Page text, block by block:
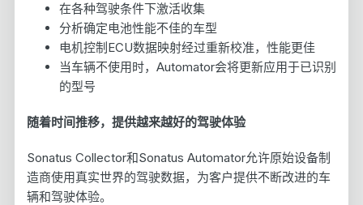
在各种驾驶条件下激活收集
分析确定电池性能不佳的车型
电机控制ECU数据映射经过重新校准，性能更佳
当车辆不使用时，Automator会将更新应用于已识别
的型号
随着时间推移，提供越来越好的驾驶体验
Sonatus Collector和Sonatus Automator允许原始设备制
造商使用真实世界的驾驶数据，为客户提供不断改进的车
辆和驾驶体验。